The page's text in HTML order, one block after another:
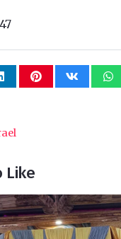
Like